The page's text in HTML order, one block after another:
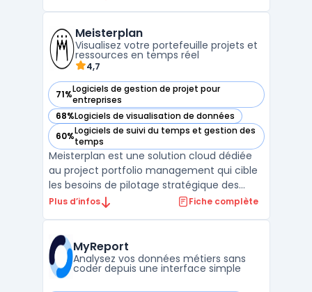
maintenance confrontés à la multiplic ...
Meisterplan
Visualisez votre portefeuille projets et
ressources en temps réel
4,7
71%Logiciels de gestion de projet pour
entreprises
— voir Meisterplan dans cette catégorie
68%Logiciels de visualisation de données
— voir Meisterplan dans cette catégorie
60%Logiciels de suivi du temps et gestion des
temps
— voir Meisterplan dans cette catégorie
Meisterplan est une solution cloud dédiée
au project portfolio management qui cible
les besoins de pilotage stratégique des
portefeuilles projets et de gestion des
temps réel des projets et des capacités
disponibles, sans ...
Plus d’infos Fiche complète
MyReport
Analysez vos données métiers sans
coder depuis une interface simple